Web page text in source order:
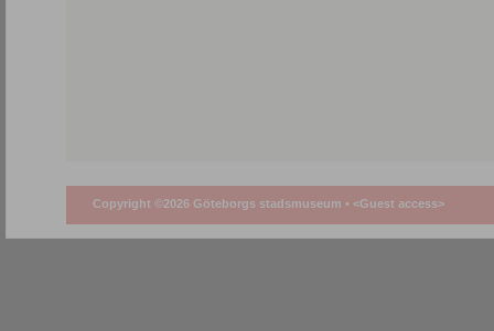
Copyright ©2026 Göteborgs stadsmuseum • <Guest access>